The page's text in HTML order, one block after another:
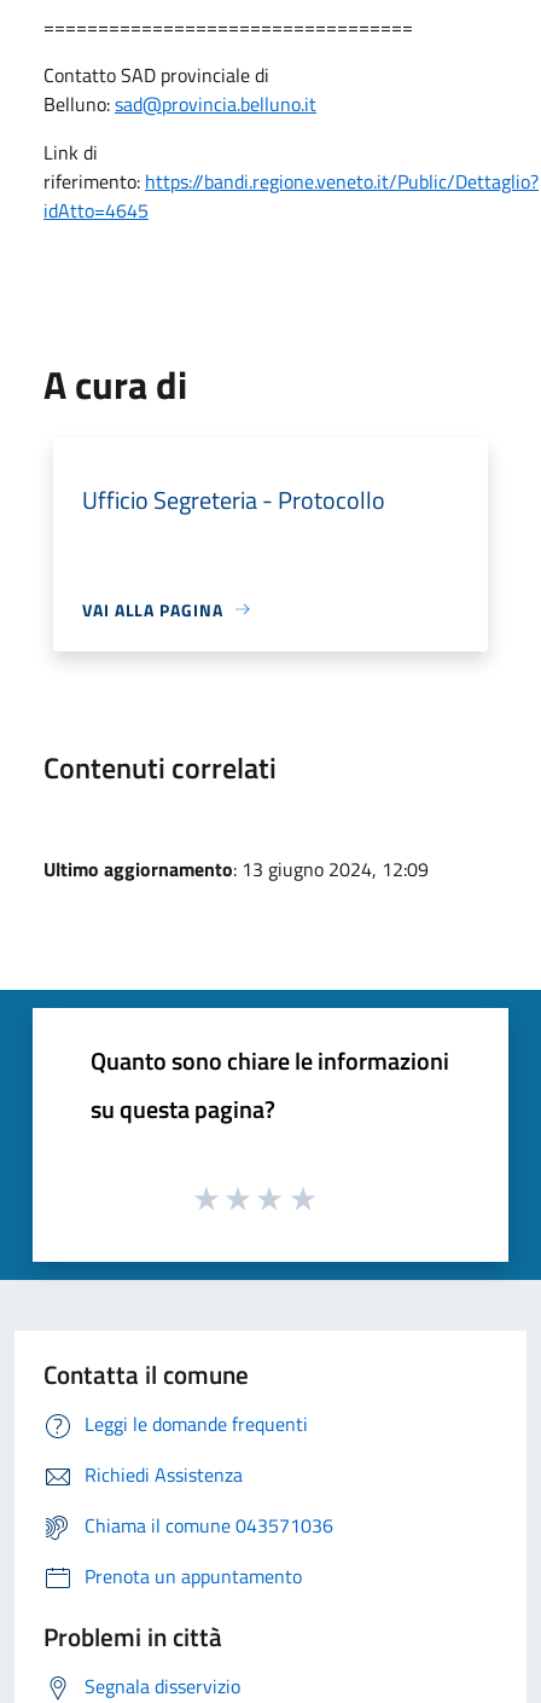
==================================
Contatto SAD provinciale di
Belluno:sad@provincia.belluno.it
Link di
riferimento: https://bandi.regione.veneto.it/Public/Dettaglio?
idAtto=4645
A cura di
Ufficio Segreteria - Protocollo
VAI ALLA PAGINA
Contenuti correlati
Ultimo aggiornamento: 13 giugno 2024, 12:09
Quanto sono chiare le informazioni
su questa pagina?
Contatta il comune
Leggi le domande frequenti
Richiedi Assistenza
Chiama il comune 043571036
Prenota un appuntamento
Problemi in città
Segnala disservizio